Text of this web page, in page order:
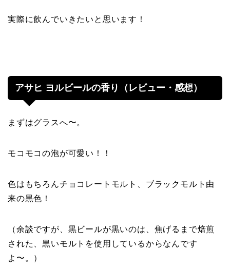
実際に飲んでいきたいと思います！
アサヒ ヨルビールの香り（レビュー・感想）
まずはグラスへ〜。
モコモコの泡が可愛い！！
色はもちろんチョコレートモルト、ブラックモルト由
来の黒色！
（余談ですが、黒ビールが黒いのは、焦げるまで焙煎
された、黒いモルトを使用しているからなんです
よ〜。）